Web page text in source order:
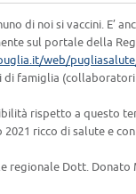
di noi si vaccini. E’
sul portale della
web/
di famiglia
rispetto a questo
2021 ricco di salute e
regionale Dott. Donato